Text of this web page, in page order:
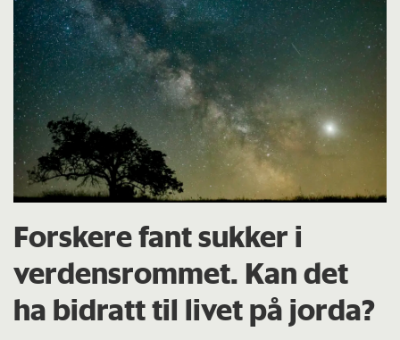
Forskere fant sukker i
verdensrommet. Kan det
ha bidratt til livet på jorda?